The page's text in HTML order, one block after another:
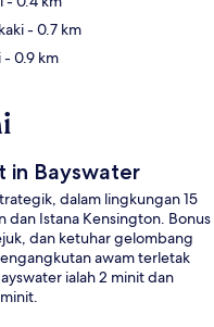
- 0.7 km
- 0.9 km
in Bayswater
dalam lingkungan 15
dan Istana Kensington. Bonus
dan ketuhar gelombang
awam terletak
ialah 2 minit dan